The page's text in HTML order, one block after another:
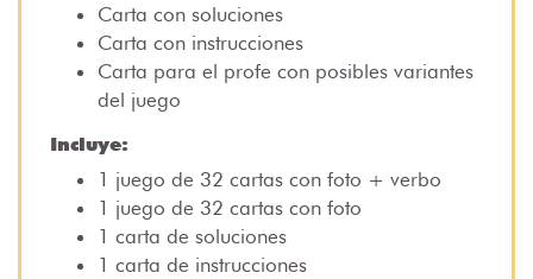
Carta con soluciones
Carta con instrucciones
Carta para el profe con posibles variantes
del juego
Incluye:
1 juego de 32 cartas con foto + verbo
1 juego de 32 cartas con foto
1 carta de soluciones
1 carta de instrucciones